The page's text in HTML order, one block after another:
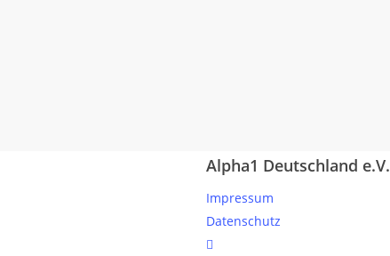
Alpha1 Deutschland e.V.
Impressum
Datenschutz
linkedin